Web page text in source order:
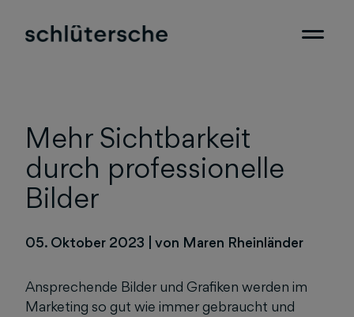
Mehr Sichtbarkeit
durch professionelle
Bilder
05. Oktober 2023 von Maren Rheinländer
Ansprechende Bilder und Grafiken werden im
Marketing so gut wie immer gebraucht und